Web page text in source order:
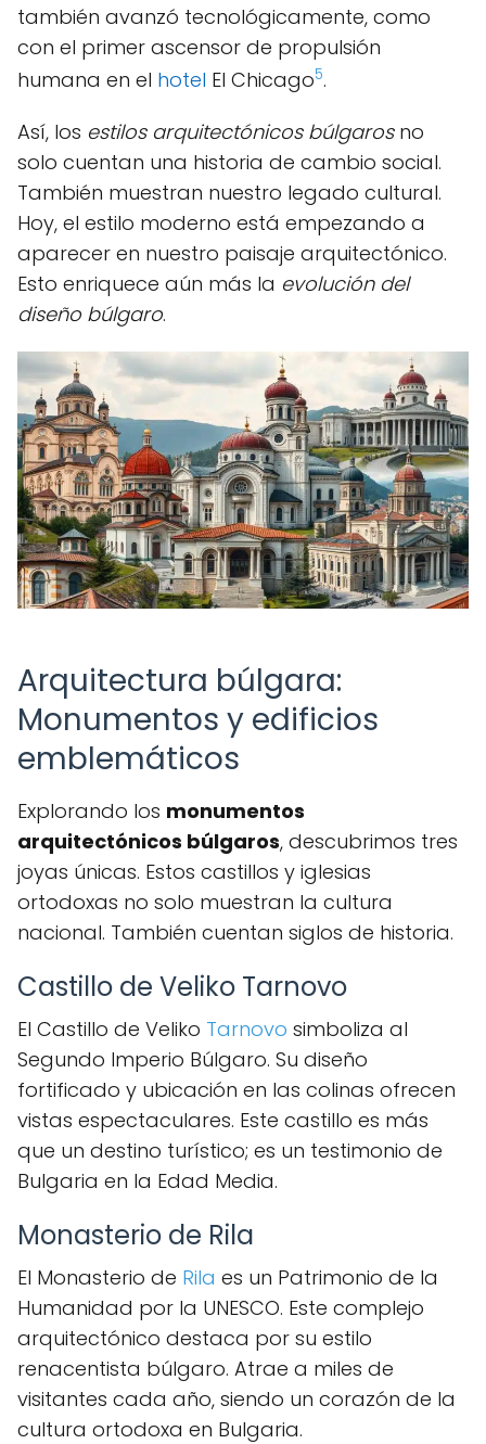
también avanzó tecnológicamente, como
con el primer ascensor de propulsión
humana en el hotel El Chicago5.
Así, los estilos arquitectónicos búlgarosno
solo cuentan una historia de cambio social.
También muestran nuestro legado cultural.
Hoy, el estilo moderno está empezando a
aparecer en nuestro paisaje arquitectónico.
Esto enriquece aún más la evolución del
diseño búlgaro.
Arquitectura búlgara:
Monumentos y edificios
emblemáticos
Explorando los monumentos
arquitectónicos búlgaros, descubrimos tres
joyas únicas. Estos castillos y iglesias
ortodoxas no solo muestran la cultura
nacional. También cuentan siglos de historia.
Castillo de Veliko Tarnovo
El Castillo de Veliko Tarnovo simboliza al
Segundo Imperio Búlgaro. Su diseño
fortificado y ubicación en las colinas ofrecen
vistas espectaculares. Este castillo es más
que un destino turístico; es un testimonio de
Bulgaria en la Edad Media.
Monasterio de Rila
El Monasterio de Rila es un Patrimonio de la
Humanidad por la UNESCO. Este complejo
arquitectónico destaca por su estilo
renacentista búlgaro. Atrae a miles de
visitantes cada año, siendo un corazón de la
cultura ortodoxa en Bulgaria.